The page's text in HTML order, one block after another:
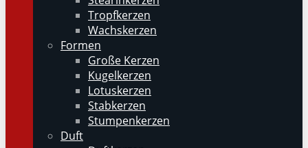
Tropfkerzen
Wachskerzen
Formen
Große Kerzen
Kugelkerzen
Lotuskerzen
Stabkerzen
Stumpenkerzen
Duft